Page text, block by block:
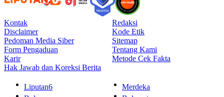
Kontak
Redaksi
Disclaimer
Kode Etik
Pedoman Media Siber
Sitemap
Form Pengaduan
Tentang Kami
Karir
Metode Cek Fakta
Hak Jawab dan Koreksi Berita
Liputan6
Merdeka